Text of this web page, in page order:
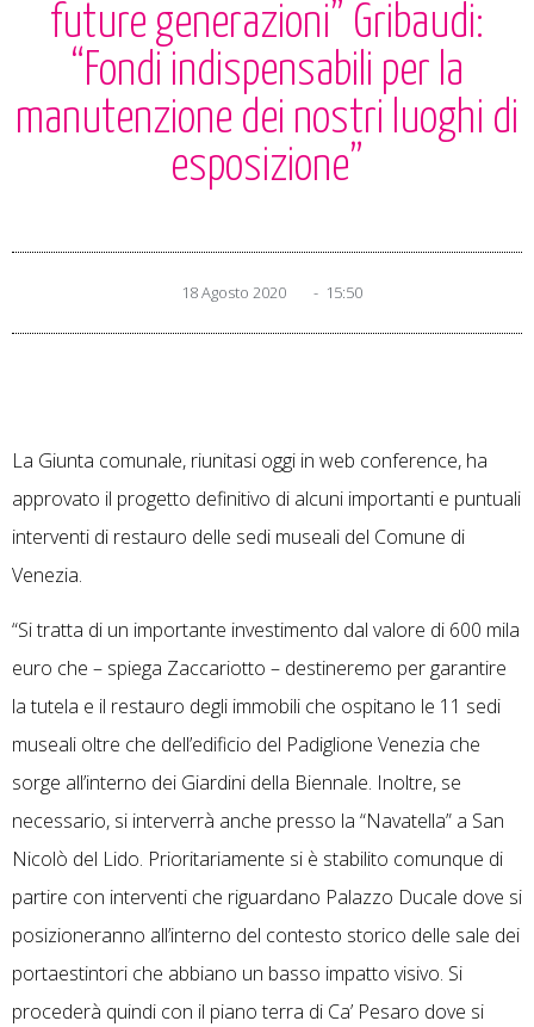
future generazioni” Gribaudi:
“Fondi indispensabili per la
manutenzione dei nostri luoghi di
esposizione”
18 Agosto 2020 - 15:50
La Giunta comunale, riunitasi oggi in web conference, ha
approvato il progetto definitivo di alcuni importanti e puntuali
interventi di restauro delle sedi museali del Comune di
Venezia.
“Si tratta di un importante investimento dal valore di 600 mila
euro che – spiega Zaccariotto – destineremo per garantire
la tutela e il restauro degli immobili che ospitano le 11 sedi
museali oltre che dell’edificio del Padiglione Venezia che
sorge all’interno dei Giardini della Biennale. Inoltre, se
necessario, si interverrà anche presso la “Navatella” a San
Nicolò del Lido. Prioritariamente si è stabilito comunque di
partire con interventi che riguardano Palazzo Ducale dove si
posizioneranno all’interno del contesto storico delle sale dei
portaestintori che abbiano un basso impatto visivo. Si
procederà quindi con il piano terra di Ca’ Pesaro dove si